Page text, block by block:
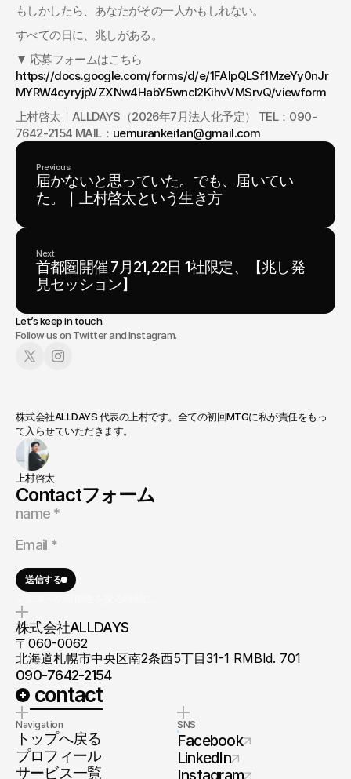
もしかしたら、あなたがその一人かもしれない。
すべての日に、兆しがある。
https://docs.google.com/forms/d/e/1FAIpQLSf1MzeYy0nJr
MYRW4cyryjpVZXNw4HabY5wncl2KihvVMSrvQ/viewform
上村啓太｜ALLDAYS（2026年7月法人化予定） TEL：090-
7642-2154 MAIL： uemurankeitan@gmail.com
Previous
届かないと思っていた。でも、届いてい
た。｜上村啓太という生き方
Next
首都圏開催 7月21,22日 1社限定、【兆し発
見セッション】
Let’s keep in touch.
Follow us on Twitter and Instagram.
株式会社ALLDAYS 代表の上村です。全ての初回MTGに私が責任をもっ
て入らせていただきます。
上村啓太
Contactフォーム
送信する
株式会社ALLDAYS
〒060-0062
北海道札幌市中央区南2条西5丁目31-1 RMBld. 701
090-7642-2154
contact
Navigation
トップへ戻る
プロフィール
サービス一覧
SNS
Facebook
LinkedIn